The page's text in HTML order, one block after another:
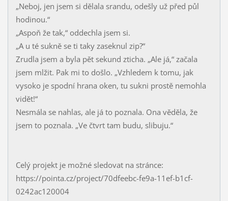
„Neboj, jen jsem si dělala srandu, odešly už před půl
hodinou.“
„Aspoň že tak,“ oddechla jsem si.
„A u té sukně se ti taky zaseknul zip?“
Zrudla jsem a byla pět sekund zticha. „Ale já,“ začala
jsem mlžit. Pak mi to došlo. „Vzhledem k tomu, jak
vysoko je spodní hrana oken, tu sukni prostě nemohla
vidět!“
Nesmála se nahlas, ale já to poznala. Ona věděla, že
jsem to poznala. „Ve čtvrt tam budu, slibuju.“
Celý projekt je možné sledovat na stránce:
https://pointa.cz/project/70dfeebc-fe9a-11ef-b1cf-
0242ac120004